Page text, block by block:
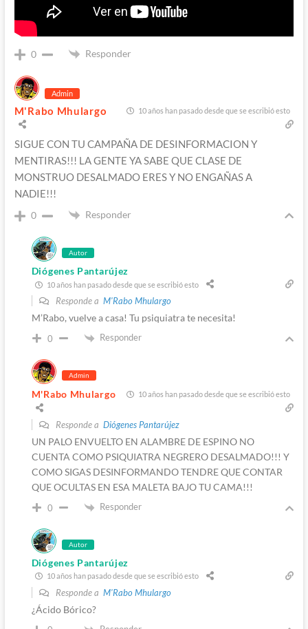
0 Responder
Admin
M'Rabo Mhulargo 10 años han pasado desde que se escribió esto
SIGUE CON TU CAMPAÑA DE DESINFORMACION Y
MENTIRAS!!! LA GENTE YA SABE QUE CLASE DE
MONSTRUO DESALMADO ERES Y NO ENGAÑAS A
NADIE!!!
0 Responder
Autor
Diógenes Pantarújez
10 años han pasado desde que se escribió esto
Responde a M'Rabo Mhulargo
M’Rabo, vuelve a casa! Tu psiquiatra te necesita!
0 Responder
Admin
M'Rabo Mhulargo 10 años han pasado desde que se escribió esto
Responde a Diógenes Pantarújez
UN PALO ENVUELTO EN ALAMBRE DE ESPINO NO
CUENTA COMO PSIQUIATRA NEGRERO DESALMADO!!! Y
COMO SIGAS DESINFORMANDO TENDRE QUE CONTAR
QUE OCULTAS EN ESA MALETA BAJO TU CAMA!!!
0 Responder
Autor
Diógenes Pantarújez
10 años han pasado desde que se escribió esto
Responde a M'Rabo Mhulargo
¿Ácido Bórico?